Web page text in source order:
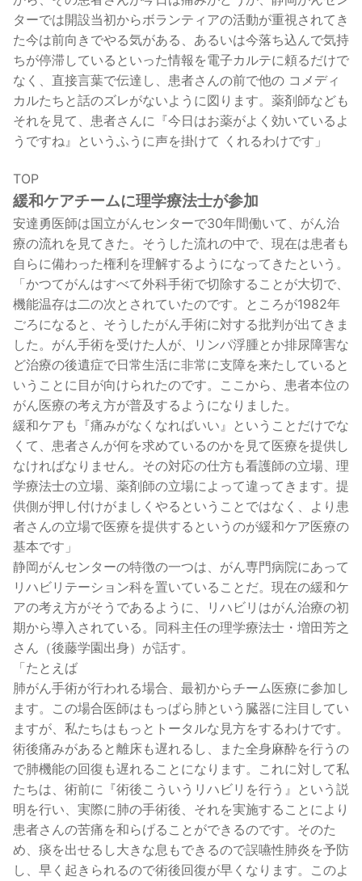
ターでは開設当初からボランティアの活動が重視されてき
た今は前向きでやる気がある、あるいは今落ち込んで気持
ちが停滞しているといった情報を電子カルテに頼るだけで
なく、直接言葉で伝達し、患者さんの前で他の コメディ
カルたちと話のズレがないように図ります。薬剤師なども
それを見て、患者さんに『今日はお薬がよく効いているよ
うですね』というふうに声を掛けて くれるわけです」
TOP
緩和ケアチームに理学療法士が参加
安達勇医師は国立がんセンターで30年間働いて、がん治
療の流れを見てきた。そうした流れの中で、現在は患者も
自らに備わった権利を理解するようになってきたという。
「かつてがんはすべて外科手術で切除することが大切で、
機能温存は二の次とされていたのです。ところが1982年
ごろになると、そうしたがん手術に対する批判が出てきま
した。がん手術を受けた人が、リンパ浮腫とか排尿障害な
ど治療の後遺症で日常生活に非常に支障を来たしていると
いうことに目が向けられたのです。ここから、患者本位の
がん医療の考え方が普及するようになりました。
緩和ケアも『痛みがなくなればいい』ということだけでな
くて、患者さんが何を求めているのかを見て医療を提供し
なければなりません。その対応の仕方も看護師の立場、理
学療法士の立場、薬剤師の立場によって違ってきます。提
供側が押し付けがましくやるということではなく、より患
者さんの立場で医療を提供するというのが緩和ケア医療の
基本です」
静岡がんセンターの特徴の一つは、がん専門病院にあって
リハビリテーション科を置いていることだ。現在の緩和ケ
アの考え方がそうであるように、リハビリはがん治療の初
期から導入されている。同科主任の理学療法士・増田芳之
さん（後藤学園出身）が話す。
「たとえば
肺がん手術が行われる場合、最初からチーム医療に参加し
ます。この場合医師はもっぱら肺という臓器に注目してい
ますが、私たちはもっとトータルな見方をするわけです。
術後痛みがあると離床も遅れるし、また全身麻酔を行うの
で肺機能の回復も遅れることになります。これに対して私
たちは、術前に『術後こういうリハビリを行う』という説
明を行い、実際に肺の手術後、それを実施することにより
患者さんの苦痛を和らげることができるのです。そのた
め、痰を出せるし大きな息もできるので誤嚥性肺炎を予防
し、早く起きられるので術後回復が早くなります。このよ